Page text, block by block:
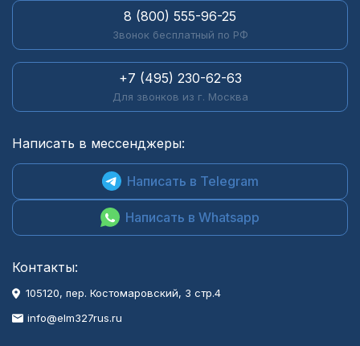
8 (800) 555-96-25
Звонок бесплатный по РФ
+7 (495) 230-62-63
Для звонков из г. Москва
Написать в мессенджеры:
Написать в Telegram
Написать в Whatsapp
Контакты:
105120, пер. Костомаровский, 3 стр.4
info@elm327rus.ru